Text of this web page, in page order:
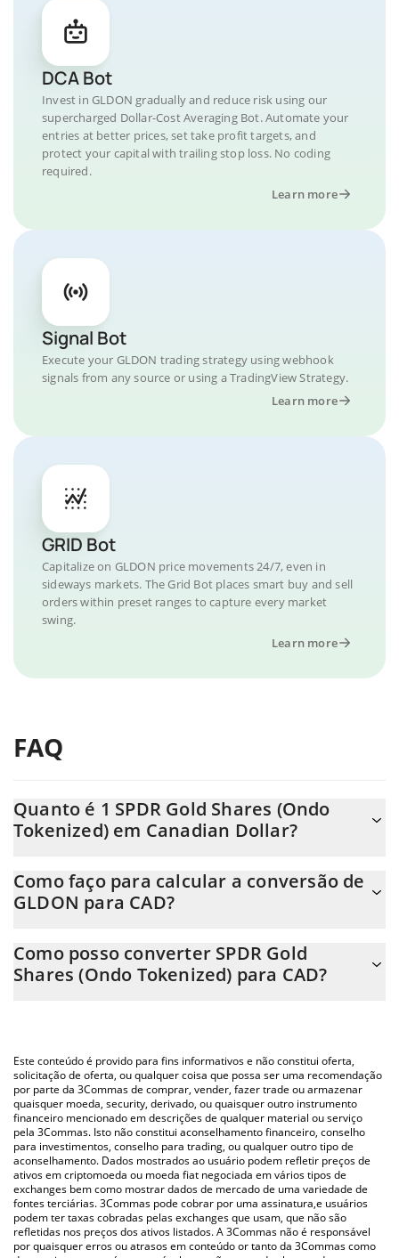
DCA Bot
Invest in GLDON gradually and reduce risk using our
supercharged Dollar-Cost Averaging Bot. Automate your
entries at better prices, set take profit targets, and
protect your capital with trailing stop loss. No coding
required.
Learn more
Signal Bot
Execute your GLDON trading strategy using webhook
signals from any source or using a TradingView Strategy.
Learn more
GRID Bot
Capitalize on GLDON price movements 24/7, even in
sideways markets. The Grid Bot places smart buy and sell
orders within preset ranges to capture every market
swing.
Learn more
FAQ
Quanto é 1 SPDR Gold Shares (Ondo
Tokenized) em Canadian Dollar?
em constante mudança.
Como faço para calcular a conversão de
GLDON para CAD?
permite calcular facilmente o preço de conversão do GLDON
para CAD simplesmente inserindo a quantidade de SPDR Gold
Você também pode usar nossa tabela de preços de SPDR Gold
Shares (Ondo Tokenized) acima para verificar o último preço de
SPDR Gold Shares (Ondo Tokenized) nas principais moedas fiat
e criptográficas.
Como posso converter SPDR Gold
Shares (Ondo Tokenized) para CAD?
Este conteúdo é provido para fins informativos e não constitui oferta,
solicitação de oferta, ou qualquer coisa que possa ser uma recomendação
por parte da 3Commas de comprar, vender, fazer trade ou armazenar
quaisquer moeda, security, derivado, ou quaisquer outro instrumento
financeiro mencionado em descrições de qualquer material ou serviço
pela 3Commas. Isto não constitui aconselhamento financeiro, conselho
para investimentos, conselho para trading, ou qualquer outro tipo de
aconselhamento. Dados mostrados ao usuário podem refletir preços de
ativos em criptomoeda ou moeda fiat negociada em vários tipos de
exchanges bem como mostrar dados de mercado de uma variedade de
fontes terciárias. 3Commas pode cobrar por uma assinatura,e usuários
podem ter taxas cobradas pelas exchanges que usam, que não são
refletidas nos preços dos ativos listados. A 3Commas não é responsável
por quaisquer erros ou atrasos em conteúdo or tanto da 3Commas como